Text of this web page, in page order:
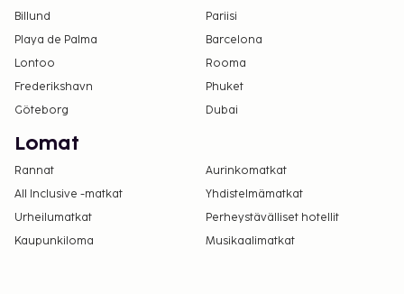
Billund
Pariisi
Playa de Palma
Barcelona
Lontoo
Rooma
Frederikshavn
Phuket
Göteborg
Dubai
Lomat
Rannat
Aurinkomatkat
All Inclusive -matkat
Yhdistelmämatkat
Urheilumatkat
Perheystävälliset hotellit
Kaupunkiloma
Musikaalimatkat